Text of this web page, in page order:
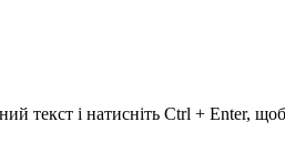
текст і натисніть Ctrl + Enter,